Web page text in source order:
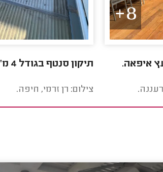
8+
איפאה. תיקון סנטף בגודל 4 מ"ר.
צילום: רן זרמי, חיפה.